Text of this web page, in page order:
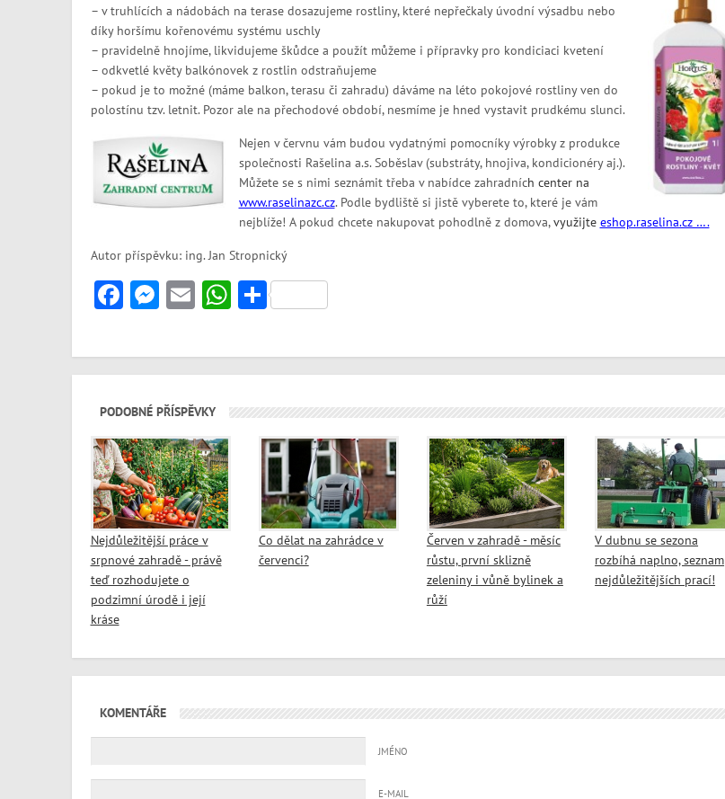
– v truhlících a nádobách na terase dosazujeme rostliny, které nepřečkaly úvodní výsadbu nebo
díky horšímu kořenovému systému uschly
– pravidelně hnojíme, likvidujeme škůdce a použít můžeme i přípravky pro kondiciaci kvetení
– odkvetlé květy balkónovek z rostlin odstraňujeme
– pokud je to možné (máme balkon, terasu či zahradu) dáváme na léto pokojové rostliny ven do
polostínu tzv. letnit. Pozor ale na přechodové období, nesmíme je hned vystavit prudkému slunci.
Nejen v červnu vám budou vydatnými pomocníky výrobky z produkce
společnosti Rašelina a.s. Soběslav (substráty, hnojiva, kondicionéry aj.).
Můžete se s nimi seznámit třeba v nabídce zahradních center na
www.raselinazc.cz. Podle bydliště si jistě vyberete to, které je vám
nejblíže! A pokud chcete nakupovat pohodlně z domova,využijte eshop.raselina.cz ….
Autor příspěvku: ing. Jan Stropnický
Facebook
Messenger
EmailWhatsApp
Share
PODOBNÉ PŘÍSPĚVKY
Nejdůležitější práce v
srpnové zahradě - právě
teď rozhodujete o
podzimní úrodě i její
kráse
Co dělat na zahrádce v
červenci?
Červen v zahradě - měsíc
růstu, první sklizně
zeleniny i vůně bylinek a
růží
V dubnu se sezona
rozbíhá naplno, seznam
nejdůležitějších prací!
KOMENTÁŘE
JMÉNO
E-MAIL